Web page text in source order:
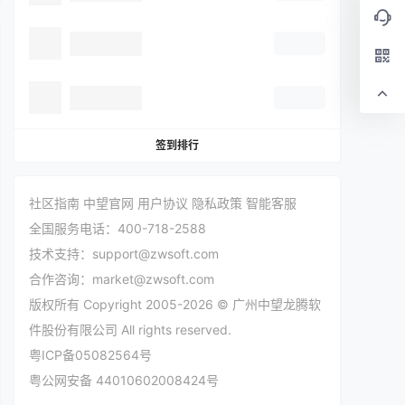
签到排行
社区指南 中望官网 用户协议 隐私政策 智能客服
全国服务电话：400-718-2588
技术支持：support@zwsoft.com
合作咨询：market@zwsoft.com
版权所有 Copyright 2005-2026 © 广州中望龙腾软
件股份有限公司 All rights reserved.
粤ICP备05082564号
粤公网安备 44010602008424号